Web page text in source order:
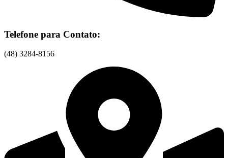
Telefone para Contato:
(48) 3284-8156